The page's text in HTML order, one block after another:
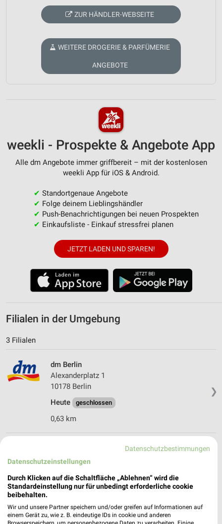
ZUR HÄNDLER-WEBSEITE
WEITERE DROGERIE & PARFÜMERIE
ANGEBOTE
weekli - Prospekte & Angebote App
Alle dm Angebote immer griffbereit – mit der kostenlosen
weekli App für iOS & Android.
✔ Standortgenaue Angebote
✔ Folge deinem Lieblingshändler
✔ Push-Benachrichtigungen bei neuen Prospekten
✔ Einkaufsliste - Einkauf stressfrei planen
JETZT LADEN UND SPAREN!
Filialen in der Umgebung
3 Filialen
❯
dm Berlin
Alexanderplatz 1
10178 Berlin
Heute
geschlossen
0,63 km
Alexanderplatz 2
Heute geschlossen
Datenschutzbestimmungen
Datenschutzeinstellungen
Durch Klicken auf die Schaltfläche „Ablehnen“ wird die
Standardeinstellung nur für unbedingt erforderliche cookie
beibehalten.
Wir und unsere Partner speichern und/oder greifen auf Informationen auf
einem Gerät zu, wie z. B. eindeutige IDs in cookie und anderen